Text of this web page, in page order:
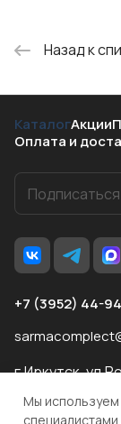
Назад к
КаталогАкции
Оплата и
+7 (3952) 44-
г.Иркутск,
Мы